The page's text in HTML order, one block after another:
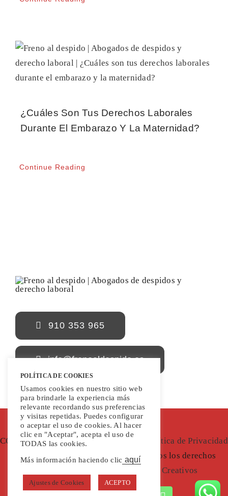
¿Cuáles Son Tus Derechos Laborales
Durante El Embarazo Y La Maternidad?
Continue Reading
910 353 965
info@frenoaldespido.es
COPYRIGHT 2022 | Freno al Despido |
Política de Privacidad
Aviso Legal Política de Cookies| Todos los derechos
Diseñada por Thunder Creativos
POLÍTICA DE COOKIES
Usamos cookies en nuestro sitio web
para brindarle la experiencia más
relevante recordando sus preferencias
y visitas repetidas. Puedes configurar
o aceptar el uso de cookies. Al hacer
clic en "Aceptar", acepta el uso de
TODAS las cookies.
Más información haciendo clic aquí
Ajustes de Cookies ACEPTO